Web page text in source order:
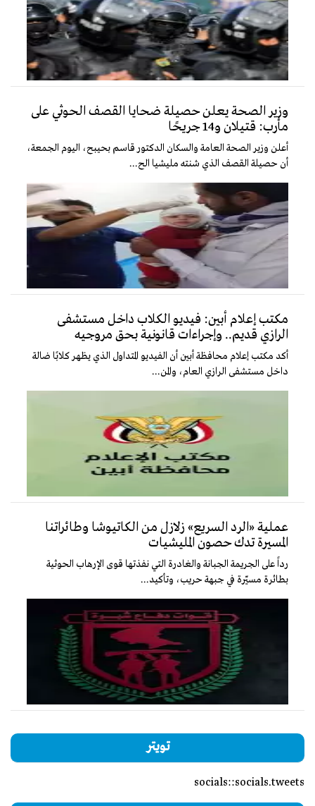
وزير الصحة يعلن حصيلة ضحايا القصف الحوثي على
مأرب: قتيلان و14 جريحًا
أعلن وزير الصحة العامة والسكان الدكتور قاسم بحيبح، اليوم الجمعة،
أن حصيلة القصف الذي شنته مليشيا الح...
مكتب إعلام أبين: فيديو الكلاب داخل مستشفى
الرازي قديم.. وإجراءات قانونية بحق مروجيه
أكد مكتب إعلام محافظة أبين أن الفيديو المتداول الذي يظهر كلابًا ضالة
داخل مستشفى الرازي العام، والمن...
عملية «الرد السريع» زلازل من الكاتيوشا وطائراتنا
المسيرة تدك حصون المليشيات
رداً على الجريمة الجبانة والغادرة التي نفذتها قوى الإرهاب الحوثية
بطائرة مسيّرة في جبهة حريب، وتأكيد...
تويتر
socials::socials.tweets